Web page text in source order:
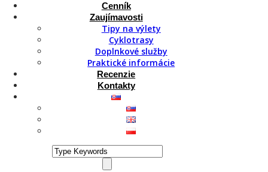
Cenník
Zaujímavosti
Tipy na výlety
Cyklotrasy
Doplnkové služby
Praktické informácie
Recenzie
Kontakty
Ochrana osobných údajov
VOP a ubytovací poriadok
Súhlas so spracovaním osobných údajov
Webstránku vytvoriloaudito.sk
© 2021 Woodpark.sk - Všetky práva vyhradené
Pre zlepšenie používania našej stránky používame cookies.
Veríme, že je to pre vás v poriadku, no kedykoľvek si ich
nastavenie môžete zmeniť.
Privacy & Cookies Policy